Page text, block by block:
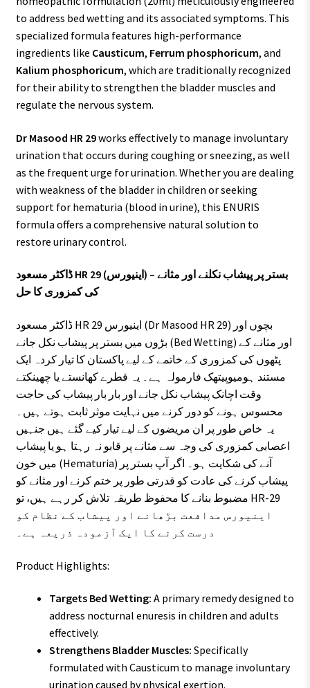
to address bed wetting and its associated symptoms. This
specialized formula features high-performance
ingredients like Causticum, Ferrum phosphoricum, and
Kalium phosphoricum, which are traditionally recognized
for their ability to strengthen the bladder muscles and
regulate the nervous system.
Dr Masood HR 29works effectively to manage involuntary
urination that occurs during coughing or sneezing, as well
as the frequent urge for urination. Whether you are dealing
with weakness of the bladder in children or seeking
support for hematuria (blood in urine), this ENURIS
formula offers a comprehensive natural solution to
restore urinary control.
ڈاکٹر مسعود HR 29 (اینیورس) – بستر پر پیشاب نکلنے اور مثانے
کی کمزوری کا حل
ڈاکٹر مسعود HR 29 اینیورس (Dr Masood HR 29) بچوں اور
بڑوں میں بستر پر پیشاب نکل جانے (Bed Wetting) اور مثانے کے
پٹھوں کی کمزوری کے خاتمے کے لیے پاکستان کا تیار کردہ ایک
مستند ہومیوپیتھک فارمولہ ہے۔ یہ قطرے کھانستے یا چھینکتے
وقت اچانک پیشاب نکل جانے اور بار بار پیشاب کی حاجت
محسوس ہونے کو دور کرنے میں نہایت موثر ثابت ہوتے ہیں۔
یہ خاص طور پر ان مریضوں کے لیے تیار کیے گئے ہیں جنہیں
اعصابی کمزوری کی وجہ سے مثانے پر قابو نہ رہتا ہو یا پیشاب
میں خون (Hematuria) آنے کی شکایت ہو۔ اگر آپ بستر پر
پیشاب کرنے کی عادت کو قدرتی طور پر ختم کرنے اور مثانے کو
مضبوط بنانے کا محفوظ طریقہ تلاش کر رہے ہیں، تو HR-29
اینیورس مدافعت بڑھانے اور پیشاب کے نظام کو
درست کرنے کا ایک آزمودہ ذریعہ ہے۔
Product Highlights:
Targets Bed Wetting: A primary remedy designed to
address nocturnal enuresis in children and adults
effectively.
Strengthens Bladder Muscles: Specifically
formulated with Causticum to manage involuntary
urination caused by physical exertion.